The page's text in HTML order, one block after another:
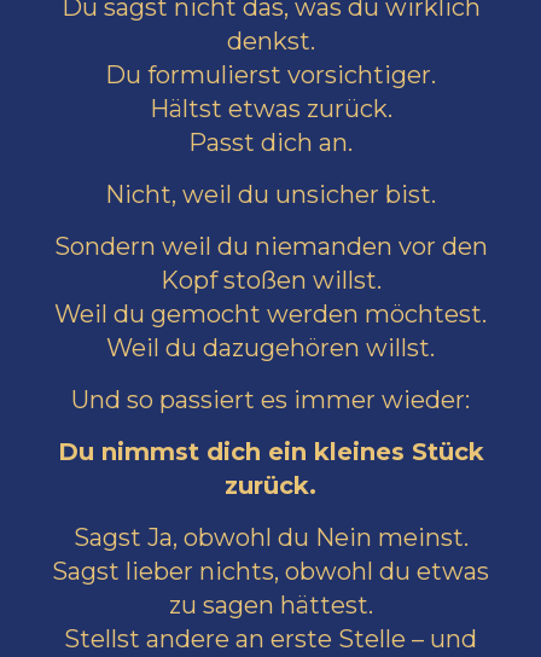
Du sagst nicht das, was du wirklich
denkst.
Du formulierst vorsichtiger.
Hältst etwas zurück.
Passt dich an.
Nicht, weil du unsicher bist.
Sondern weil du niemanden vor den
Kopf stoßen willst.
Weil du gemocht werden möchtest.
Weil du dazugehören willst.
Und so passiert es immer wieder:
Du nimmst dich ein kleines Stück
zurück.
Sagst Ja, obwohl du Nein meinst.
Sagst lieber nichts, obwohl du etwas
zu sagen hättest.
Stellst andere an erste Stelle – und